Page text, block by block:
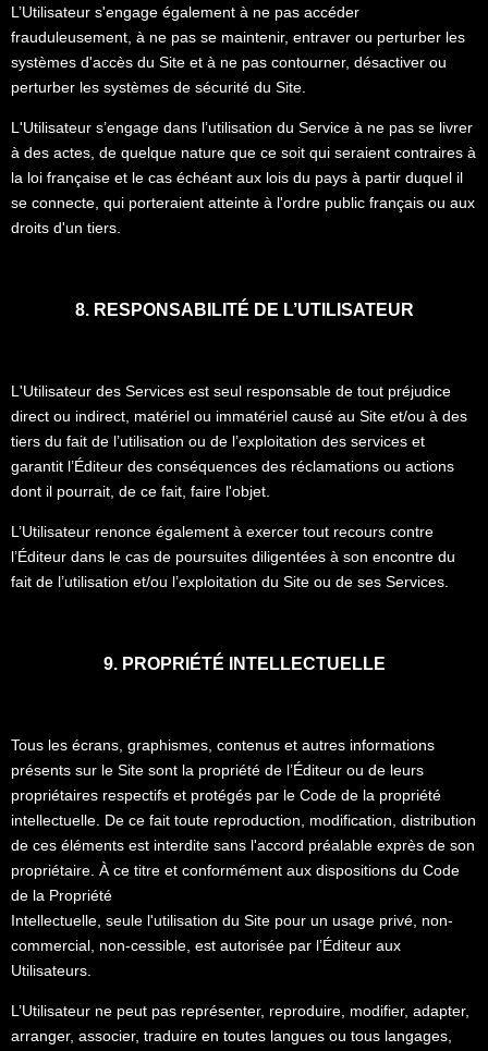
L’Utilisateur s'engage également à ne pas accéder
frauduleusement, à ne pas se maintenir, entraver ou perturber les
systèmes d'accès du Site et à ne pas contourner, désactiver ou
perturber les systèmes de sécurité du Site.
L'Utilisateur s’engage dans l’utilisation du Service à ne pas se livrer
à des actes, de quelque nature que ce soit qui seraient contraires à
la loi française et le cas échéant aux lois du pays à partir duquel il
se connecte, qui porteraient atteinte à l'ordre public français ou aux
droits d'un tiers.
8. RESPONSABILITÉ DE L’UTILISATEUR
L'Utilisateur des Services est seul responsable de tout préjudice
direct ou indirect, matériel ou immatériel causé au Site et/ou à des
tiers du fait de l’utilisation ou de l’exploitation des services et
garantit l’Éditeur des conséquences des réclamations ou actions
dont il pourrait, de ce fait, faire l'objet.
L’Utilisateur renonce également à exercer tout recours contre
l’Éditeur dans le cas de poursuites diligentées à son encontre du
fait de l’utilisation et/ou l’exploitation du Site ou de ses Services.
9. PROPRIÉTÉ INTELLECTUELLE
Tous les écrans, graphismes, contenus et autres informations
présents sur le Site sont la propriété de l’Éditeur ou de leurs
propriétaires respectifs et protégés par le Code de la propriété
intellectuelle. De ce fait toute reproduction, modification, distribution
de ces éléments est interdite sans l'accord préalable exprès de son
propriétaire. À ce titre et conformément aux dispositions du Code
de la Propriété
Intellectuelle, seule l'utilisation du Site pour un usage privé, non-
commercial, non-cessible, est autorisée par l’Éditeur aux
Utilisateurs.
L’Utilisateur ne peut pas représenter, reproduire, modifier, adapter,
arranger, associer, traduire en toutes langues ou tous langages,